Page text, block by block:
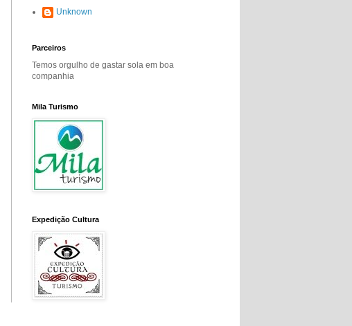
Unknown
Parceiros
Temos orgulho de gastar sola em boa
companhia
Mila Turismo
Expedição Cultura